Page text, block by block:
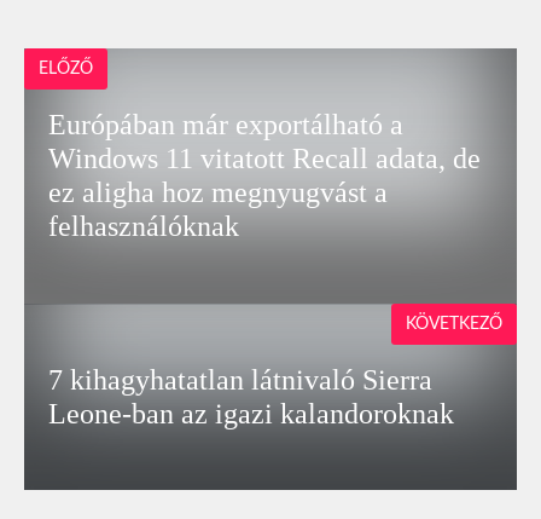
ELŐZŐ
Európában már exportálható a
Windows 11 vitatott Recall adata, de
ez aligha hoz megnyugvást a
felhasználóknak
7 kihagyhatatlan látnivaló Sierra
Leone-ban az igazi kalandoroknak
KÖVETKEZŐ